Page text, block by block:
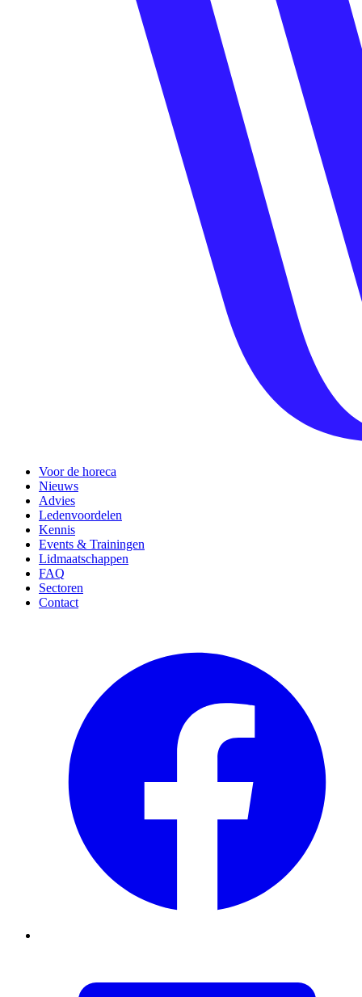
Voor de horeca
Nieuws
Advies
Ledenvoordelen
Kennis
Events & Trainingen
Lidmaatschappen
FAQ
Sectoren
Contact